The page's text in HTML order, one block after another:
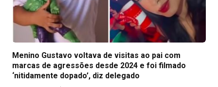
Menino Gustavo voltava de visitas ao pai com
marcas de agressões desde 2024 e foi filmado
‘nitidamente dopado’, diz delegado